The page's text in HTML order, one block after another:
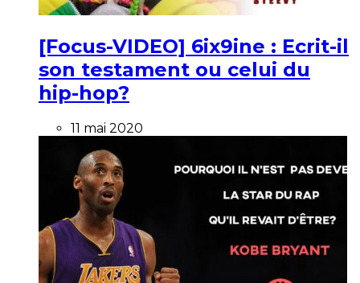
[Focus-VIDEO] 6ix9ine : Ecrit-il
son testament ou celui du
hip-hop?
11 mai 2020